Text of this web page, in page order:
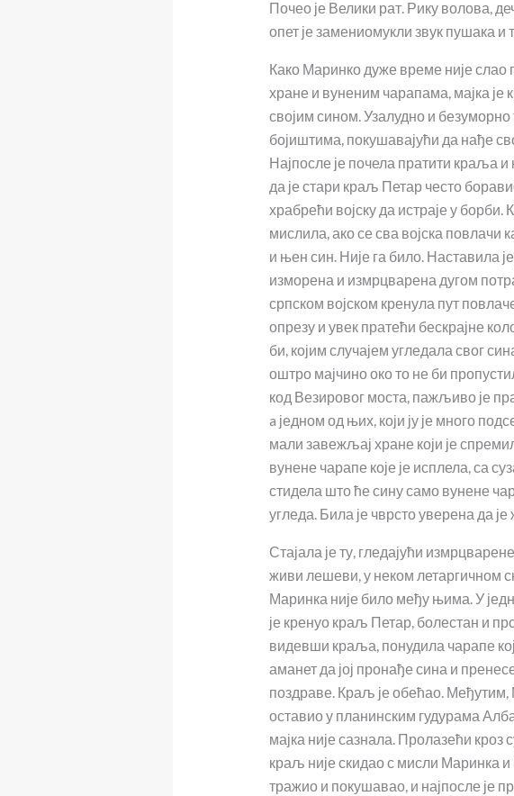
Почео је Велики рат. Рику волова,
опет је замениомукли звук пушака и
Како Маринко дуже време није слао
хране и вуненим чарапама, мајка је
својим сином. Узалудно и
бојиштима, покушавајући да нађе
Најпосле је почела пратити краља
да је стари краљ Петар често
храбрећи војску да истраје у борби.
мислила, ако се сва војска повлачи
и њен син. Није га било. Наставила
изморена и измрцварена дугом
српском војском кренула пут
опрезу и увек пратећи бескрајне
би, којим случајем угледала свог
оштро мајчино око то не би
код Везировог моста, пажљиво је
a једном од њих, који ју је много
мали завежљај хране који је
вунене чарапе које је исплела, са
стидела што ће сину само вунене
угледа. Била је чврсто уверена да
Стајала је ту, гледајући
живи лешеви, у неком летаргичном
Маринка није било међу њима. У
је кренуо краљ Петар, болестан и
видевши краља, понудила чарапе
аманет да јој пронађе сина и
поздраве. Краљ је обећао. Међутим,
оставио у планинским гудурама
мајка није сазнала. Пролазећи кроз
краљ није скидао с мисли Маринка и
тражио и покушавао, и најпосле је